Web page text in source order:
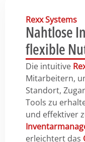
Rexx Systems
Nahtlose
flexible
Die intuitive
Mitarbeitern,
Standort,
Tools zu
und effektiver
erleichtert das